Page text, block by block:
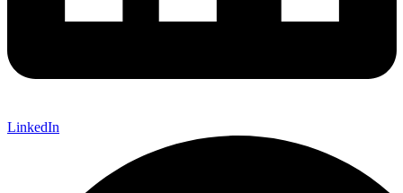
LinkedIn